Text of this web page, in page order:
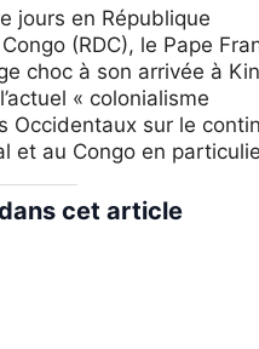
jours en République
(RDC), le Pape
choc à son arrivée à
« colonialisme
Occidentaux sur le
et au Congo en
cet article